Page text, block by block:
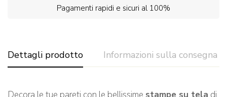
Pagamenti rapidi e sicuri al 100%
Dettagli prodotto Informazioni sulla consegna